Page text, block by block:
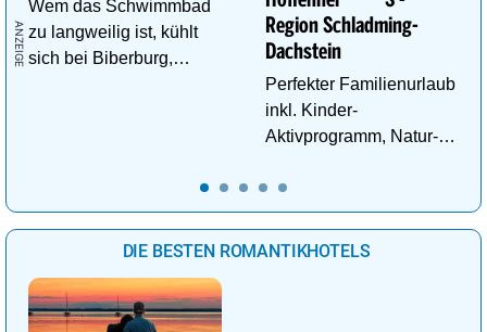
Wem das Schwimmbad
zu langweilig ist, kühlt
sich bei Biberburg,
Region Schladming-
Dachstein
Perfekter Familienurlaub
inkl. Kinder-
Aktivprogramm, Natur-
& Greet, Familien-Spa
uvm.
DIE BESTEN ROMANTIKHOTELS